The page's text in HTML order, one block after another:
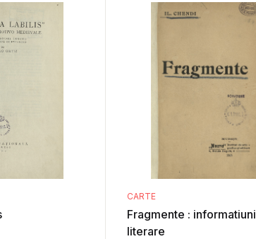
CARTE
Fragmente : informatiuni
literare